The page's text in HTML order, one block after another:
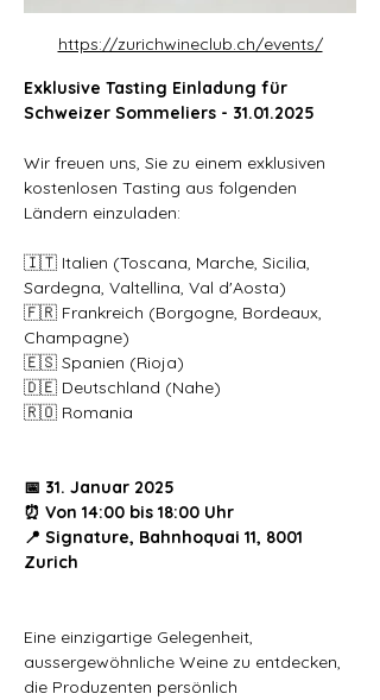
https://zurichwineclub.ch/events/
Exklusive Tasting Einladung für
Schweizer Sommeliers - 31.01.2025
Wir freuen uns, Sie zu einem exklusiven
kostenlosen Tasting aus folgenden
Ländern einzuladen:
🇮🇹 Italien (Toscana, Marche, Sicilia,
Sardegna, Valtellina, Val d'Aosta)
🇫🇷 Frankreich (Borgogne, Bordeaux,
Champagne)
🇪🇸 Spanien (Rioja)
🇩🇪 Deutschland (Nahe)
🇷🇴 Romania
📅 31. Januar 2025
⏰ Von 14:00 bis 18:00 Uhr
📍 Signature, Bahnhoquai 11, 8001
Zurich
Eine einzigartige Gelegenheit,
aussergewöhnliche Weine zu entdecken,
die Produzenten persönlich